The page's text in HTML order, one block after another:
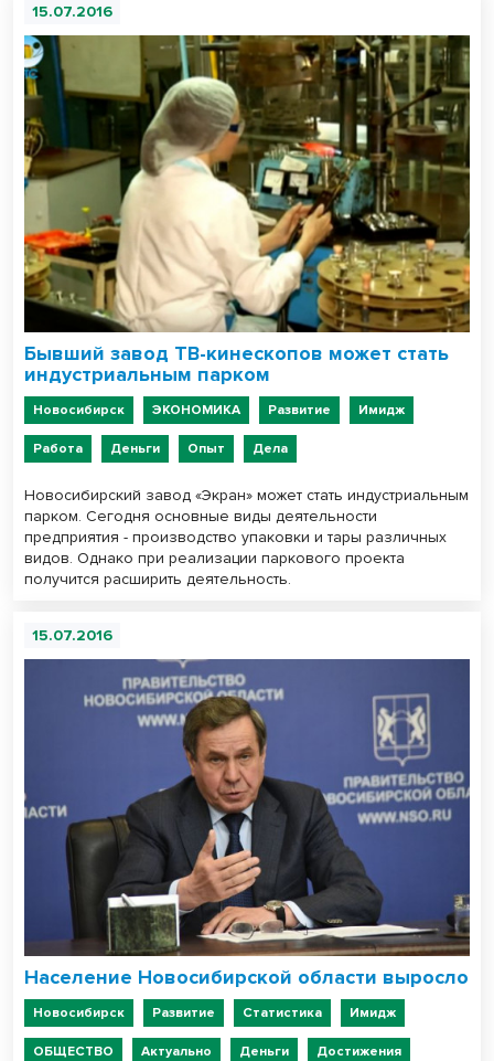
15.07.2016
Бывший завод ТВ-кинескопов может стать
индустриальным парком
Новосибирск ЭКОНОМИКА Развитие Имидж
Работа Деньги Опыт Дела
Новосибирский завод «Экран» может стать индустриальным
парком. Сегодня основные виды деятельности
предприятия - производство упаковки и тары различных
видов. Однако при реализации паркового проекта
получится расширить деятельность.
15.07.2016
Население Новосибирской области выросло
Новосибирск Развитие Статистика Имидж
ОБЩЕСТВО Актуально Деньги Достижения